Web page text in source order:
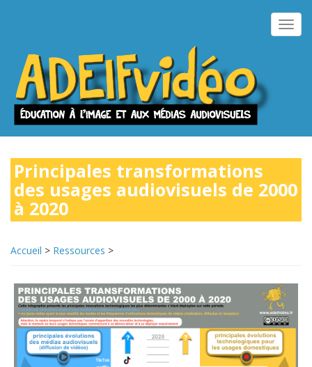
principal
Principales transformations
des usages audiovisuels de 2000
à 2020
Accueil > Ressources >